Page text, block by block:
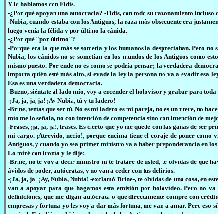
Y lo hablamos con Fidis.
-¿Por qué apoyan una autocracia? -Fidis, con todo su razonamiento incluso
-Nubia, cuando estaba con los Antiguos, la raza más obsecuente era
luego venía la félida y por último la cánida.
-¿Por qué "por último"?
-Porque era la que más se sometía y los humanos la despreciaban. Pero
Nubia, los cánidos no se sometían en los mundos de los Antiguos como
mismo puesto. Por ende no es como se podría pensar; la verdadera
importa quién esté más alto, si evade la ley la persona no va a evadir esa
Esa es una verdadera democracia.
-Bueno, siéntate al lado mío, voy a encender el holovisor y grabar para
-¡Ja, ja, ja, ja! ¡Ay Nubia, tú y tu ladero!
-Brine, tenías que ser tú. No es mi ladero es mi pareja, no es un títere, no
mío me lo señala, no con intención de competencia sino con intención de
-Frases, ¡ja, ja, ja!, frases. Es cierto que yo me quedé con las ganas de
mi cargo. ¡Atrevido, necio!, porque encima tiene el coraje de poner
Antiguos, y cuando yo sea primer ministro va a haber preponderancia en
Lo miré con ironía y le dije:
-Brine, no te voy a decir ministro ni te trataré de usted, te olvidas de que
ávidos de poder, autócratas, y no van a ceder con tus delirios.
-¡Ja, ja, ja! ¡Ay, Nubia, Nubia! -exclamó Brine-, te olvidas de una cosa, en
van a apoyar para que hagamos esta emisión por holovídeo. Pero no
definiciones, que me digan autócrata o que directamente compre con
empresas y fortuna yo les voy a dar más fortuna, me van a amar. Pero eso